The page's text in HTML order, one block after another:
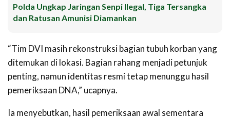
Polda Ungkap Jaringan Senpi Ilegal, Tiga Tersangka
dan Ratusan Amunisi Diamankan
“Tim DVI masih rekonstruksi bagian tubuh korban yang
ditemukan di lokasi. Bagian rahang menjadi petunjuk
penting, namun identitas resmi tetap menunggu hasil
pemeriksaan DNA,” ucapnya.
Ia menyebutkan, hasil pemeriksaan awal sementara